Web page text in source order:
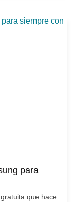
para
que hace